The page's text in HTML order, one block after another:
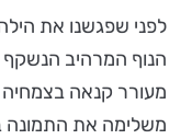
לפני שפגשנו את
הנוף המרהיב הנשקף
מעורר קנאה בצמחיה
משלימה את התמונה